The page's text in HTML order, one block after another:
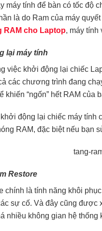
máy tính để bàn có tốc độ
là do Ram của máy
RAM cho Laptop, máy tính
lại máy tính
việc khởi động lại chiếc
các chương trình đang
khiến “ngốn” hết RAM của
động lại chiếc máy
RAM, đặc biệt nếu bạn
Restore
chính là tính năng khôi
sự cố. Và đây cũng được
nhiều không gian hệ thống